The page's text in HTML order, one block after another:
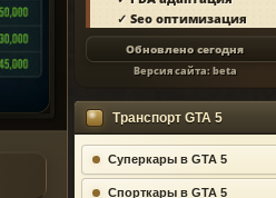
✓ Seo оптимизация
✓ Загрузка страниц
✓ Моды
✓ Главная
✓ Репутация
✓ Золотой коммент
✓ Футер
✓ Форум
Обновлено сегодня
Версия сайта:beta
Транспорт GTA 5
Суперкары в GTA 5
Спорткары в GTA 5